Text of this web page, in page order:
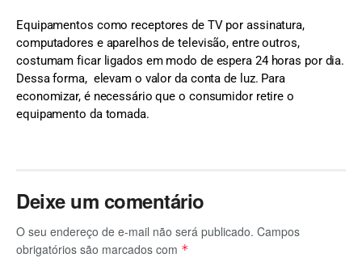
Equipamentos como receptores de TV por assinatura,
computadores e aparelhos de televisão, entre outros,
costumam ficar ligados em modo de espera 24 horas por dia.
Dessa forma, elevam o valor da conta de luz. Para
economizar, é necessário que o consumidor retire o
equipamento da tomada.
Deixe um comentário
O seu endereço de e-mail não será publicado. Campos
obrigatórios são marcados com *